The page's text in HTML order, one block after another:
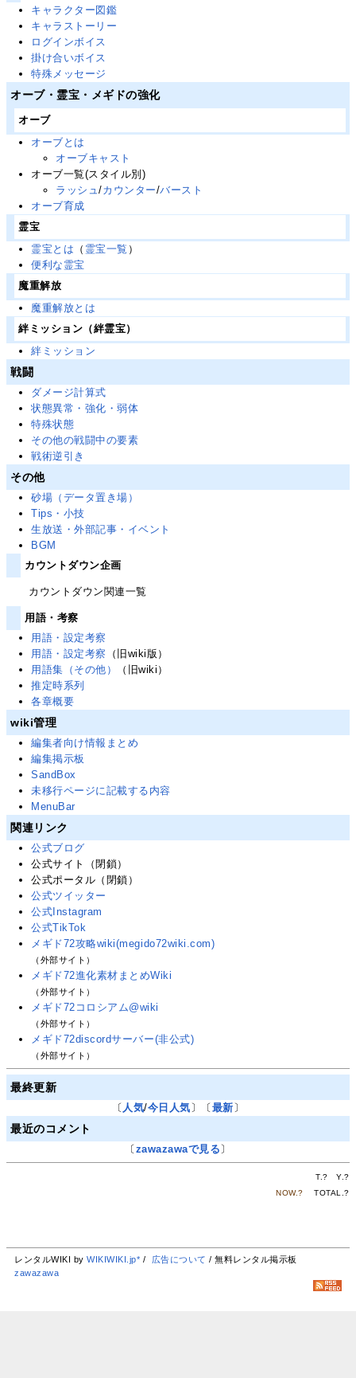
キャラクター図鑑
キャラストーリー
ログインボイス
掛け合いボイス
特殊メッセージ
オーブ・霊宝・メギドの強化
オーブ
オーブとは
オーブキャスト
オーブ一覧(スタイル別)
ラッシュ/カウンター/バースト
オーブ育成
霊宝
霊宝とは （ 霊宝一覧 ）
便利な霊宝
魔重解放
魔重解放とは
絆ミッション（絆霊宝）
絆ミッション
戦闘
ダメージ計算式
状態異常・強化・弱体
特殊状態
その他の戦闘中の要素
戦術逆引き
その他
砂場（データ置き場）
Tips・小技
生放送・外部記事・イベント
BGM
カウントダウン企画
カウントダウン関連一覧
用語・考察
用語・設定考察
用語・設定考察
（旧wiki版）
用語集（その他）
（旧wiki）
推定時系列
各章概要
wiki管理
編集者向け情報まとめ
編集掲示板
SandBox
未移行ページに記載する内容
MenuBar
関連リンク
公式ブログ
公式サイト（閉鎖）
公式ポータル（閉鎖）
公式ツイッター
公式Instagram
公式TikTok
メギド72攻略wiki(megido72wiki.com)
（外部サイト）
メギド72進化素材まとめWiki
（外部サイト）
メギド72コロシアム@wiki
（外部サイト）
メギド72discordサーバー(非公式)
（外部サイト）
最終更新
〔 人気/今日人気〕〔最新〕
最近のコメント
〔zawazawaで見る〕
T.? Y.?
NOW.? TOTAL.?
レンタルWIKI byWIKIWIKI.jp* / 広告について / 無料レンタル掲示板
zawazawa